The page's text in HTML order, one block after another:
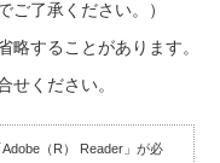
ご了承ください。）
略することがあります。
せください。
（R） Reader」が必